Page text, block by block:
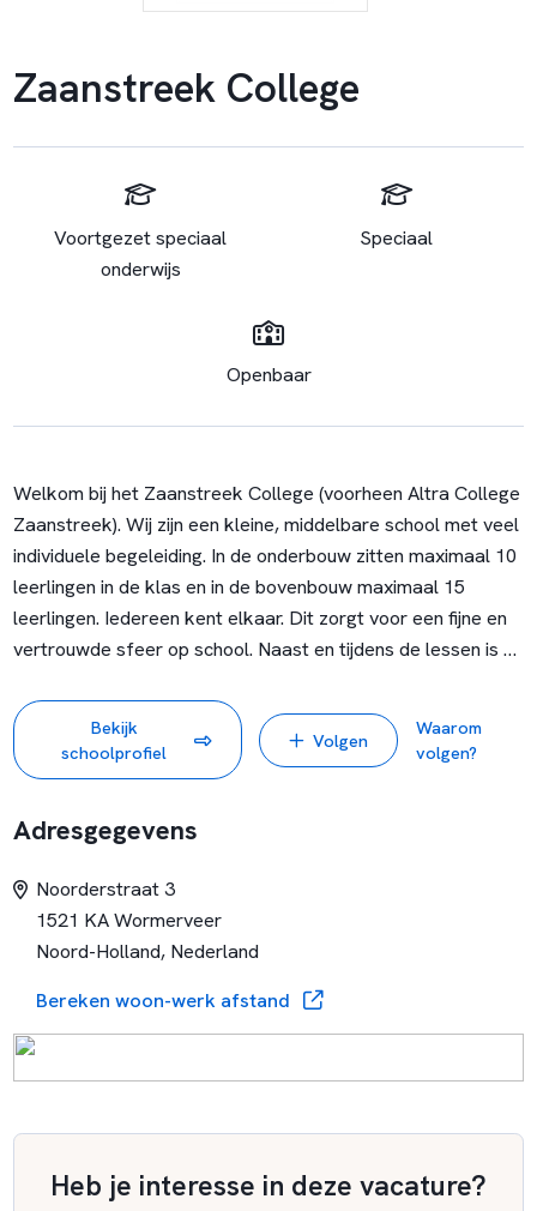
Zaanstreek College
Voortgezet speciaal
onderwijs
Speciaal
Openbaar
Welkom bij het Zaanstreek College (voorheen Altra College
Zaanstreek). Wij zijn een kleine, middelbare school met veel
individuele begeleiding. In de onderbouw zitten maximaal 10
leerlingen in de klas en in de bovenbouw maximaal 15
leerlingen. Iedereen kent elkaar. Dit zorgt voor een fijne en
vertrouwde sfeer op school. Naast en tijdens de lessen is er
de leerlingen.
Bekijk
schoolprofiel
Volgen
Waarom
volgen?
Adresgegevens
Noorderstraat 3
1521 KA Wormerveer
Noord-Holland, Nederland
Bereken woon-werk afstand
Heb je interesse in deze vacature?